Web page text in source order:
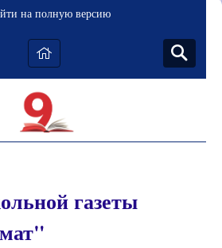
на полную версию
газеты